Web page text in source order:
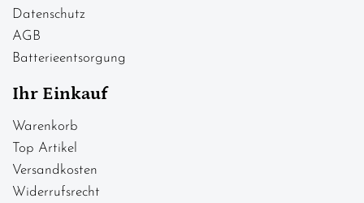
Datenschutz
AGB
Batterieentsorgung
Ihr Einkauf
Warenkorb
Top Artikel
Versandkosten
Widerrufsrecht